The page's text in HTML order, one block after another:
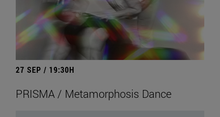
27 SEP / 19:30H
PRISMA / Metamorphosis Dance